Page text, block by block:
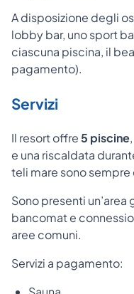
A disposizione degli
lobby bar, uno sport
ciascuna piscina, il
pagamento).
Servizi
Il resort offre5 piscine
e una riscaldata
teli mare sono
Sono presenti
bancomat e
aree comuni.
Servizi a pagamento: